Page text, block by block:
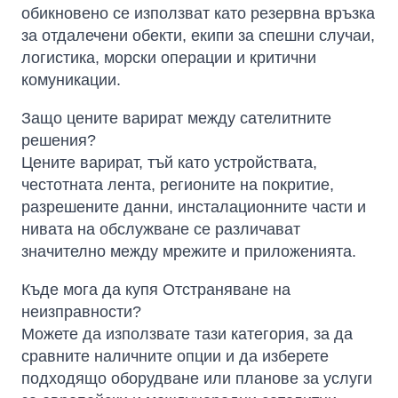
обикновено се използват като резервна връзка
за отдалечени обекти, екипи за спешни случаи,
логистика, морски операции и критични
комуникации.
Защо цените варират между сателитните
решения?
Цените варират, тъй като устройствата,
честотната лента, регионите на покритие,
разрешените данни, инсталационните части и
нивата на обслужване се различават
значително между мрежите и приложенията.
Къде мога да купя Отстраняване на
неизправности?
Можете да използвате тази категория, за да
сравните наличните опции и да изберете
подходящо оборудване или планове за услуги